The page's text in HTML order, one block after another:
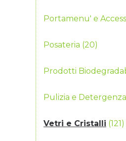
Portamenu' e
Posateria (20)
Prodotti
Pulizia e Detergenza
Vetri e Cristalli (121)